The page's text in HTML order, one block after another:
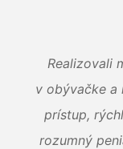
Realizovali
v obývačke a
prístup,
rozumný